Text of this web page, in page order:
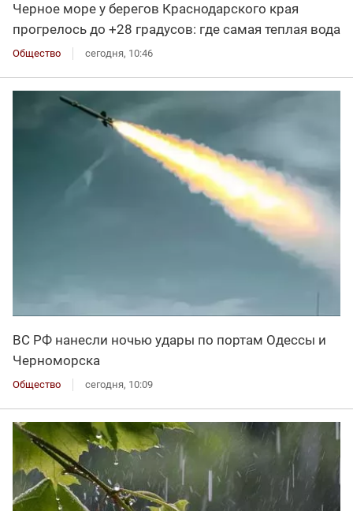
Черное море у берегов Краснодарского края
прогрелось до +28 градусов: где самая теплая вода
Общество сегодня, 10:46
ВС РФ нанесли ночью удары по портам Одессы и
Черноморска
Общество сегодня, 10:09